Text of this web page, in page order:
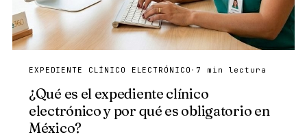
EXPEDIENTE CLÍNICO ELECTRÓNICO · 7 min lectura
¿Qué es el expediente clínico
electrónico y por qué es obligatorio en
México?